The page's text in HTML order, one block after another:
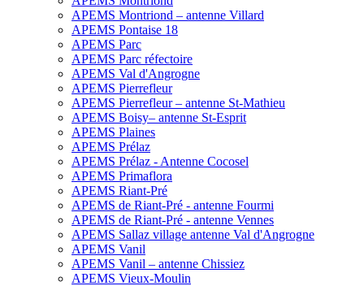
APEMS Montriond – antenne Villard
APEMS Pontaise 18
APEMS Parc
APEMS Parc réfectoire
APEMS Val d'Angrogne
APEMS Pierrefleur
APEMS Pierrefleur – antenne St-Mathieu
APEMS Boisy– antenne St-Esprit
APEMS Plaines
APEMS Prélaz
APEMS Prélaz - Antenne Cocosel
APEMS Primaflora
APEMS Riant-Pré
APEMS de Riant-Pré - antenne Fourmi
APEMS de Riant-Pré - antenne Vennes
APEMS Sallaz village antenne Val d'Angrogne
APEMS Vanil
APEMS Vanil – antenne Chissiez
APEMS Vieux-Moulin